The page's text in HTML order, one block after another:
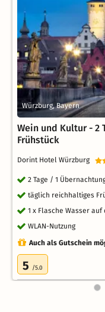
Würzburg, Bayern
Wein und Kultur - 2
Frühstück
Dorint Hotel Würzburg
2 Tage / 1
täglich reichhaltiges
1 x Flasche Wasser auf
WLAN-Nutzung
Auch als Gutschein
5 /5.0